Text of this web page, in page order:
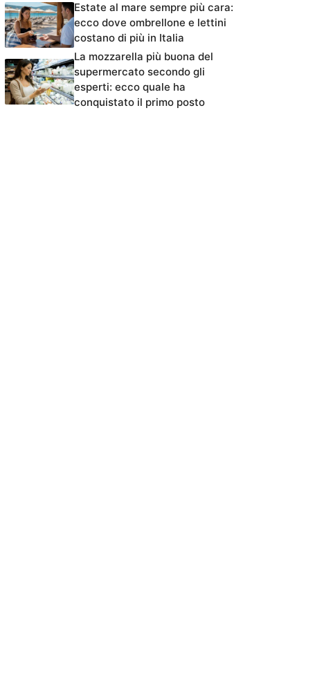
Estate al mare sempre più cara:
ecco dove ombrellone e lettini
costano di più in Italia
La mozzarella più buona del
supermercato secondo gli
esperti: ecco quale ha
conquistato il primo posto